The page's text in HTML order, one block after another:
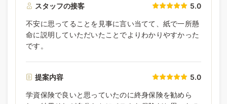
スタッフの接客 5.0
不安に思ってることを見事に言い当てて、紙で一所懸
命に説明していただいたことでよりわかりやすかった
です。
提案内容 5.0
学資保険で良いと思っていたのに終身保険を勧めら